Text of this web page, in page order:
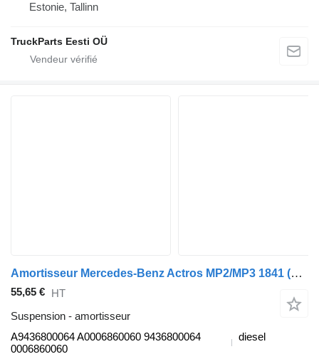
Estonie, Tallinn
TruckParts Eesti OÜ
Amortisseur Mercedes-Benz Actros MP2/MP3 1841 (01.02-) A9436800064 pour tracteur routier Mercedes-Benz Actros, Axor MP1, MP2, MP3 (1996-2014)
55,65 € HT
Suspension - amortisseur
A9436800064 A0006860060 9436800064
0006860060
diesel